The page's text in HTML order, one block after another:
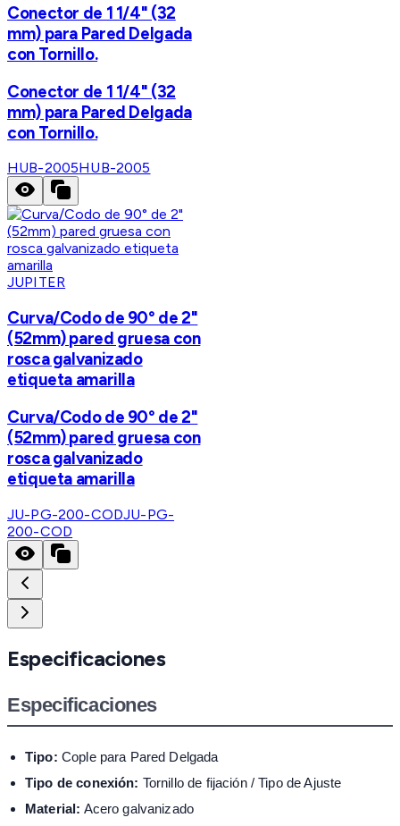
Conector de 1 1/4" (32
mm) para Pared Delgada
con Tornillo.
Conector de 1 1/4" (32
mm) para Pared Delgada
con Tornillo.
HUB-2005HUB-2005
JUPITER
Curva/Codo de 90° de 2"
(52mm) pared gruesa con
rosca galvanizado
etiqueta amarilla
Curva/Codo de 90° de 2"
(52mm) pared gruesa con
rosca galvanizado
etiqueta amarilla
JU-PG-200-CODJU-PG-
200-COD
Especificaciones
Especificaciones
Tipo: Cople para Pared Delgada
Tipo de conexión: Tornillo de fijación / Tipo de Ajuste
Material: Acero galvanizado